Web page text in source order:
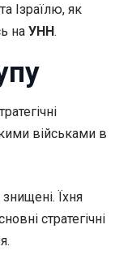
Ізраїлю, як
на УНН.
військами в
Їхня
стратегічні